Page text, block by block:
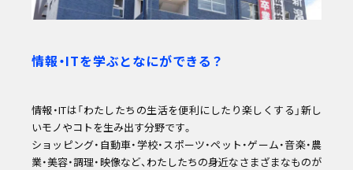
情報・ITを学ぶとなにができる？
情報・ITは「わたしたちの生活を便利にしたり楽しくする」新し
いモノやコトを生み出す分野です。
ショッピング・自動車・学校・スポーツ・ペット・ゲーム・音楽・農
業・美容・調理・映像など、わたしたちの身近なさまざまなものが